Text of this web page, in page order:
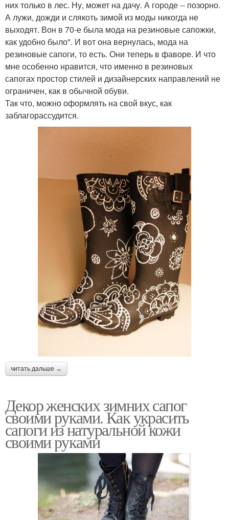
них только в лес. Ну, может на дачу. А городе -- позорно.
А лужи, дожди и слякоть зимой из моды никогда не
выходят. Вон в 70-е была мода на резиновые сапожки,
как удобно было". И вот она вернулась, мода на
резиновые сапоги, то есть. Они теперь в фаворе. И что
мне особенно нравится, что именно в резиновых
сапогах простор стилей и дизайнерских направлений не
ограничен, как в обычной обуви.
Так что, можно оформлять на свой вкус, как
заблагорассудится.
читать дальше →
Декор женских зимних сапог
своими руками. Как украсить
сапоги из натуральной кожи
своими руками